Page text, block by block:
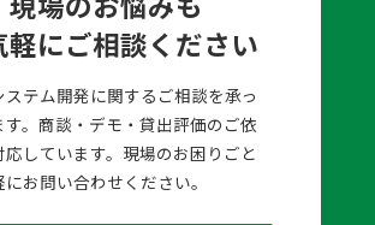
軽にご相談ください
テム開発に関するご相談を承っ
す。商談・デモ・貸出評価のご依
しています。現場のお困りごと
お問い合わせください。